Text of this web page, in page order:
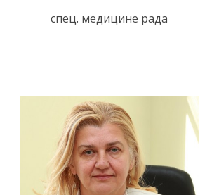
спец. медицине рада